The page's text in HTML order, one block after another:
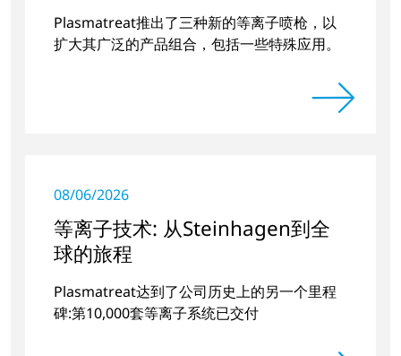
Plasmatreat推出了三种新的等离子喷枪，以
扩大其广泛的产品组合，包括一些特殊应用。
08/06/2026
等离子技术: 从Steinhagen到全
球的旅程
Plasmatreat达到了公司历史上的另一个里程
碑:第10,000套等离子系统已交付